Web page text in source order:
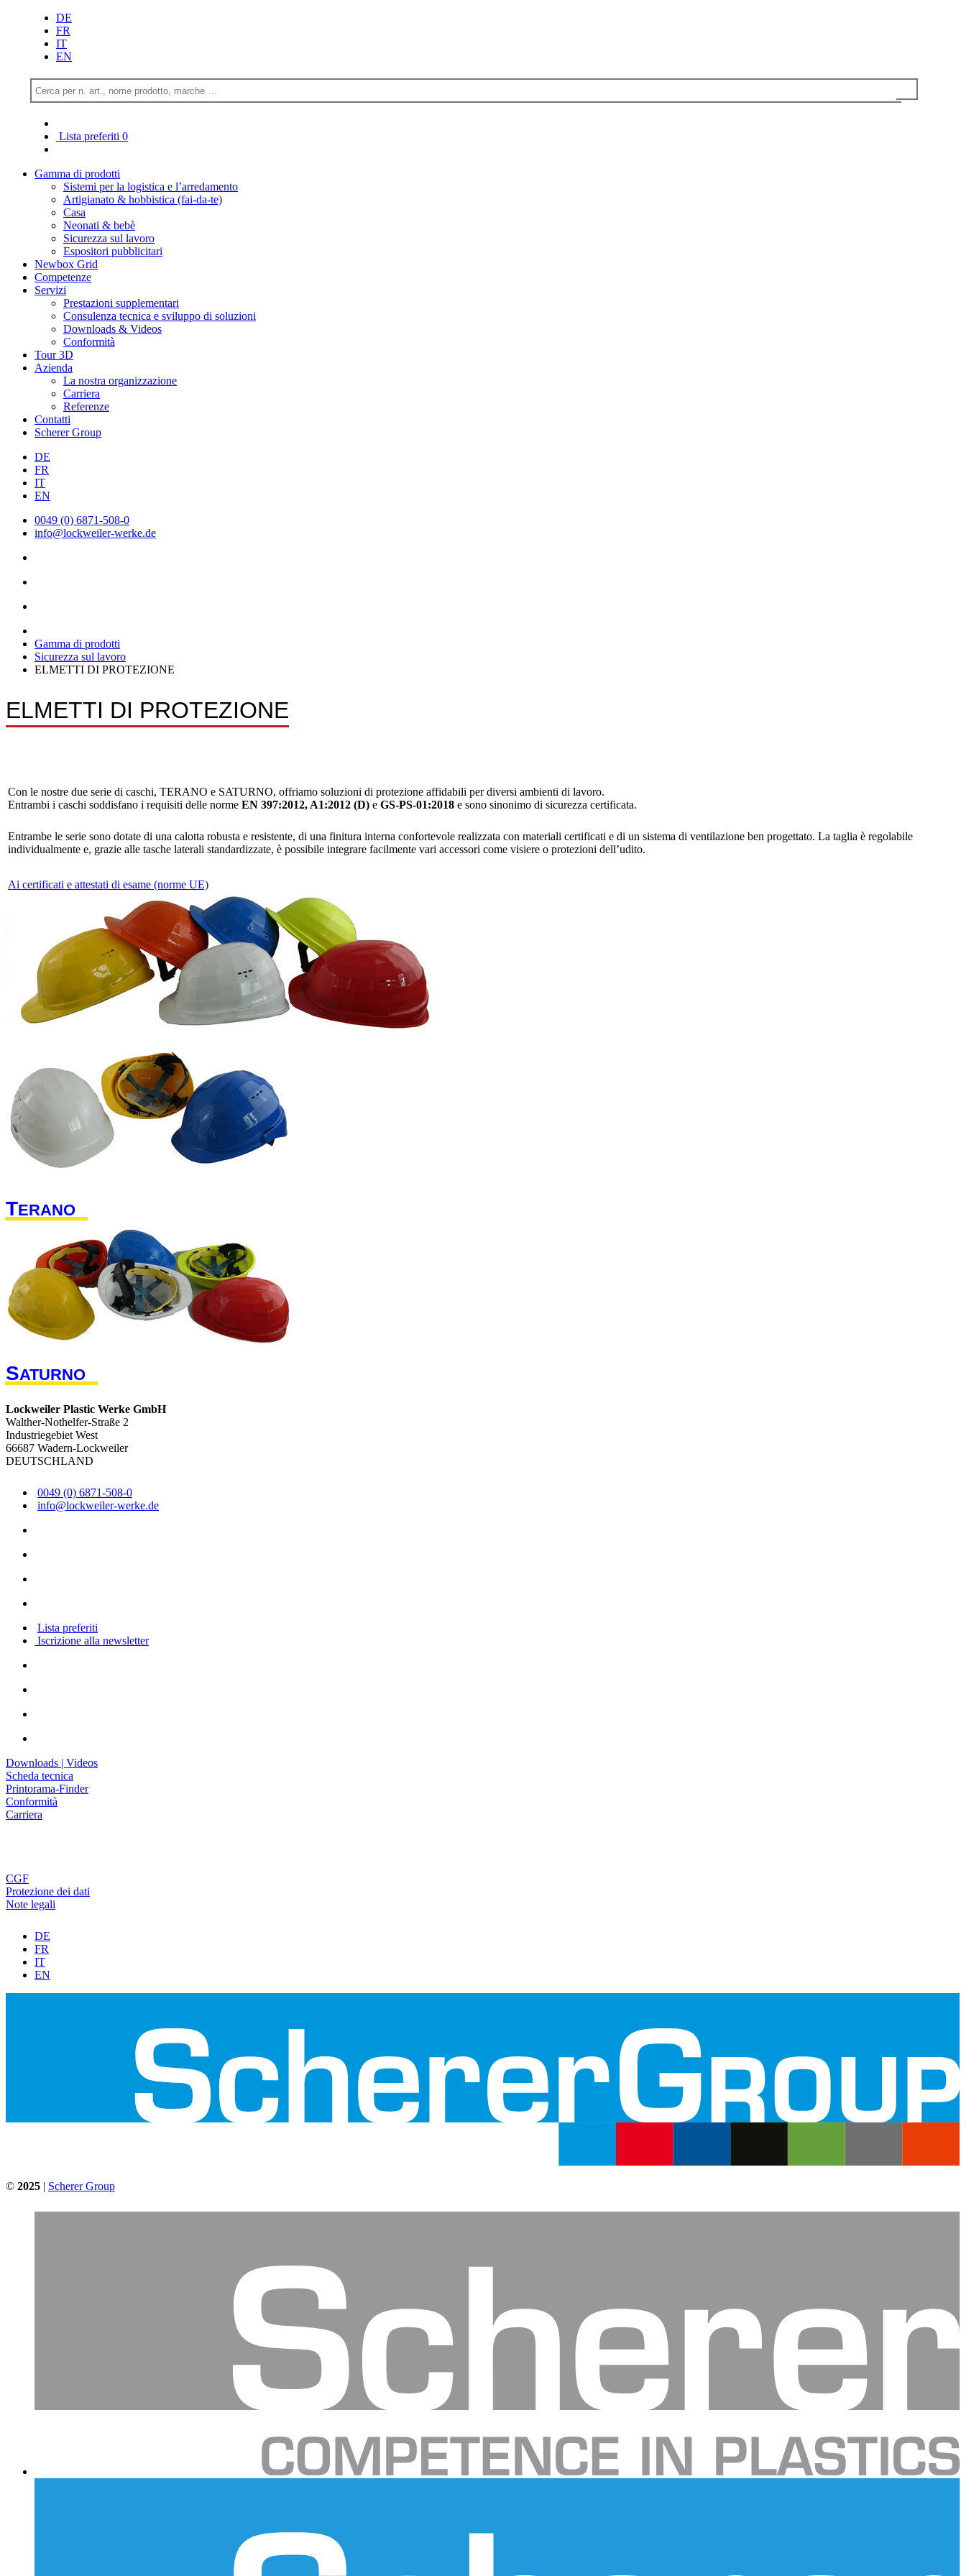
DE
FR
IT
EN
Lista preferiti 0
Gamma di prodotti
Sistemi per la logistica e l’arredamento
Artigianato & hobbistica (fai-da-te)
Casa
Neonati & bebè
Sicurezza sul lavoro
Espositori pubblicitari
Newbox Grid
Competenze
Servizi
Prestazioni supplementari
Consulenza tecnica e sviluppo di soluzioni
Downloads & Videos
Conformità
Tour 3D
Azienda
La nostra organizzazione
Carriera
Referenze
Contatti
Scherer Group
DE
FR
IT
EN
0049 (0) 6871-508-0
info@lockweiler-werke.de
Gamma di prodotti
Sicurezza sul lavoro
ELMETTI DI PROTEZIONE
ELMETTI DI PROTEZIONE
Con le nostre due serie di caschi, TERANO e SATURNO, offriamo soluzioni di protezione affidabili per diversi ambienti di lavoro.
Entrambi i caschi soddisfano i requisiti delle norme EN 397:2012, A1:2012 (D) e GS-PS-01:2018 e sono sinonimo di sicurezza certificata.
Entrambe le serie sono dotate di una calotta robusta e resistente, di una finitura interna confortevole realizzata con materiali certificati e di un sistema di ventilazione ben progettato. La taglia è regolabile
individualmente e, grazie alle tasche laterali standardizzate, è possibile integrare facilmente vari accessori come visiere o protezioni dell’udito.
Ai certificati e attestati di esame (norme UE)
TERANO
SATURNO
Lockweiler Plastic Werke GmbH
Walther-Nothelfer-Straße 2
Industriegebiet West
66687 Wadern-Lockweiler
DEUTSCHLAND
0049 (0) 6871-508-0
info@lockweiler-werke.de
Lista preferiti
Iscrizione alla newsletter
Downloads | Videos
Scheda tecnica
Printorama-Finder
Conformità
Carriera
CGF
Protezione dei dati
Note legali
DE
FR
IT
EN
© 2025 | Scherer Group